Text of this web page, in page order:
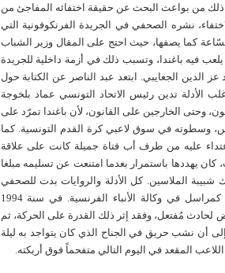
ذلك من بواعث البحث عن حقيقة اختفائه المفاجئ من
نشره الصحفي في الجريدة الفرنكوفونية التي
كما يصفها، حيث احتج على المقال وزير الشباب
فيه باغندا، وتسبب ذلك في أزمة داخلية للجريدة
الدين الجعايبي. ابتعد عبد الناصر عن الكتابة حول
الأدلة تدين رئيس الاتحاد التونسي عماد بلخوجة
وحتى الخارجين على القانون، لأن باغندا تمرّد على
وسطوته في سوق لاعبي كرة القدم التونسية. كما
عليه من طرف أب فتاة جميلة كانت على علاقة
يهددها باستمرار بعدما امتنعت عن تسليمه مبلغا
الملاسين. كل الأدلة والروايات بدت للصحفي
هشة ومضطربة، بعد مغادرته للجريدة الفرنكوفونية، واشتغاله كمراسل في وكالة الأنباء الفرنسية. في سنة 1994
مُفتعل، وفقد إثر ذلك القدرة على الحركة، ثم
نشب حريق في الجناح الذي كان يتواجد به ليلة
المقعد في اليوم التالي متفحماً فوق أريكته.